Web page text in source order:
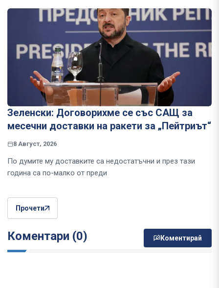
Зеленски: Договорихме се със САЩ за
месечни доставки на ракети за „Пейтриът“
8 Август, 2026
По думите му доставките са недостатъчни и през тази
година са по-малко от преди
Прочети
Коментари (0) Коментирай